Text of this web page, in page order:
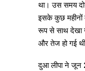
था। उस समय
इसके कुछ महीनों
रूप से साथ देखा
और तेज हो गई
दुआ लीपा ने जून